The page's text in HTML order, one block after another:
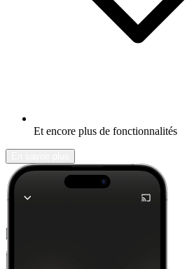
Et encore plus de fonctionnalités